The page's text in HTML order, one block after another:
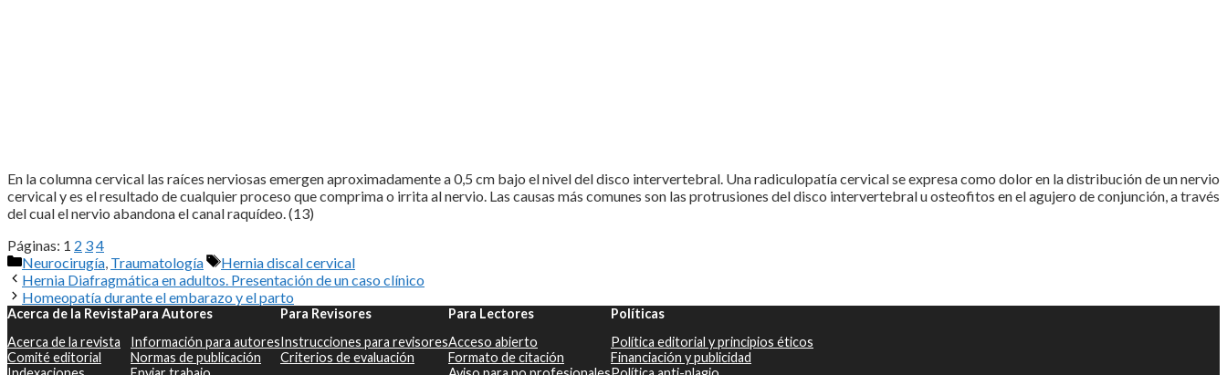
En la columna cervical las raíces nerviosas emergen aproximadamente a 0,5 cm bajo el nivel del disco intervertebral. Una radiculopatía cervical se expresa como dolor en la distribución de un nervio
cervical y es el resultado de cualquier proceso que comprima o irrita al nervio. Las causas más comunes son las protrusiones del disco intervertebral u osteofitos en el agujero de conjunción, a través
del cual el nervio abandona el canal raquídeo. (13)
Páginas: 1 2 34
Categorías
Neurocirugía Traumatología Etiquetas
Hernia discal cervical
Hernia Diafragmática en adultos. Presentación de un caso clínico
Homeopatía durante el embarazo y el parto
Acerca de la Revista
Acerca de la revista
Comité editorial
Para Autores
Información para autores
Normas de publicación
Para Revisores
Instrucciones para revisores
Criterios de evaluación
Para Lectores
Acceso abierto
Formato de citación
Políticas
Política editorial y principios éticos
Financiación y publicidad